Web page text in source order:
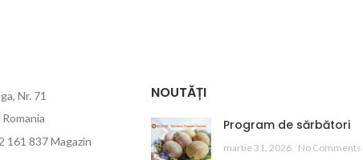
Nr. 71
161 837 Magazin
NOUTĂȚI
Program de sărbători
martie 31, 2026 No Comments